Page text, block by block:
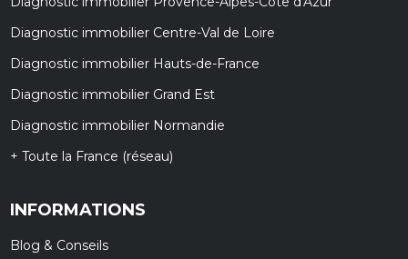
Diagnostic immobilier Centre-Val de Loire
Diagnostic immobilier Hauts-de-France
Diagnostic immobilier Grand Est
Diagnostic immobilier Normandie
+ Toute la France (réseau)
INFORMATIONS
Blog & Conseils